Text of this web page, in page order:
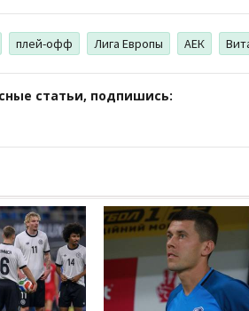
плей-офф Лига Европы АЕК
статьи, подпишись: